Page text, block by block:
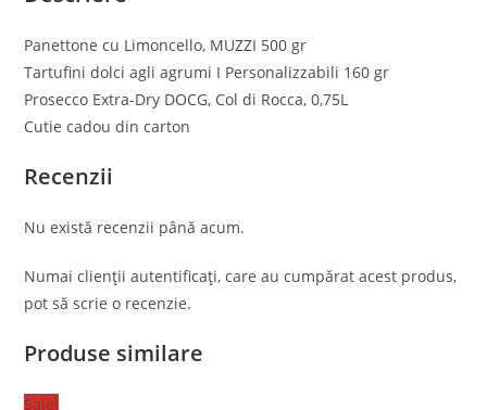
Panettone cu Limoncello, MUZZI 500 gr
Tartufini dolci agli agrumi I Personalizzabili 160 gr
Prosecco Extra-Dry DOCG, Col di Rocca, 0,75L
Cutie cadou din carton
Recenzii
Nu există recenzii până acum.
Numai clienții autentificați, care au cumpărat acest produs,
pot să scrie o recenzie.
Produse similare
Sale!